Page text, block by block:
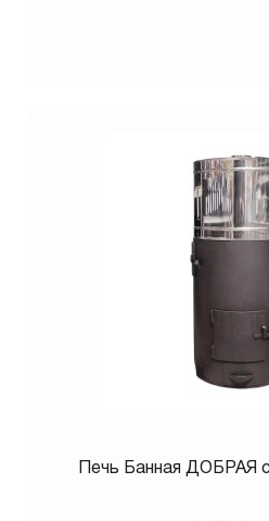
Печь Банная ДОБРАЯ